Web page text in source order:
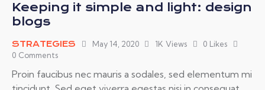
Keeping it simple and light: design
blogs
STRATEGIES May 14, 2020 1K Views 0 Likes
0 Comments
Proin faucibus nec mauris a sodales, sed elementum mi